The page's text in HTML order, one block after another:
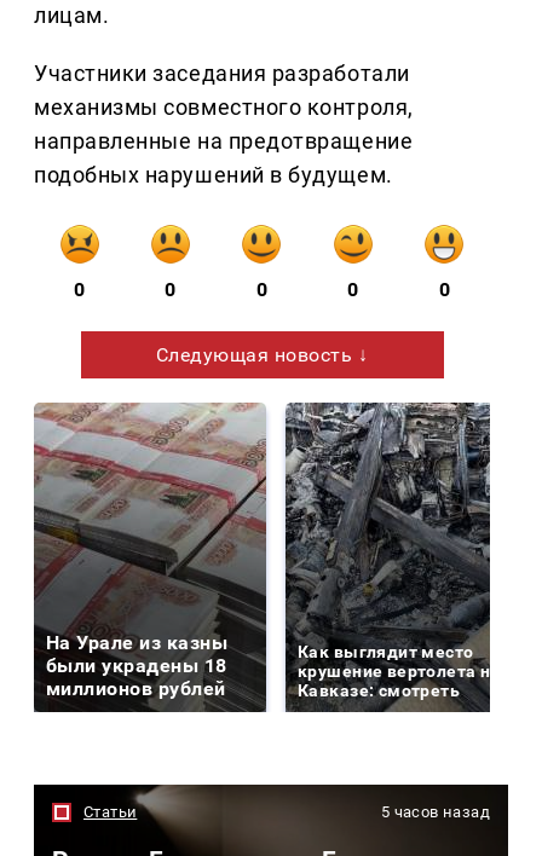
лицам.
Участники заседания разработали
механизмы совместного контроля,
направленные на предотвращение
подобных нарушений в будущем.
0 0 0 0 0
Следующая новость ↓
На Урале из казны
были украдены 18
миллионов рублей
Как выглядит место
крушение вертолета на
Кавказе: смотреть
Статьи 5 часов назад